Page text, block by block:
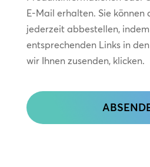
bleiben
E-Mail erhalten. Sie können
jederzeit abbestellen,
entsprechenden Links in
wir Ihnen zusenden, klicken.